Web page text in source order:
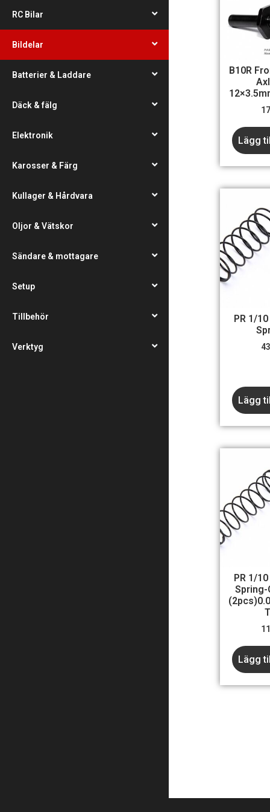
RC Bilar
Bildelar
Batterier & Laddare
Däck & fälg
Elektronik
Karosser & Färg
Kullager & Hårdvara
Oljor & Vätskor
Sändare & mottagare
Setup
Tillbehör
Verktyg
B10R
Lägg
PR 1/
Lägg
PR 1/
Lägg